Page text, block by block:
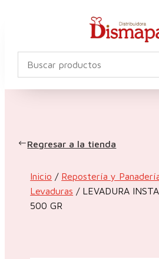
Regresar a la tienda
Inicio / Repostería y
Levaduras / LEVADURA
500 GR